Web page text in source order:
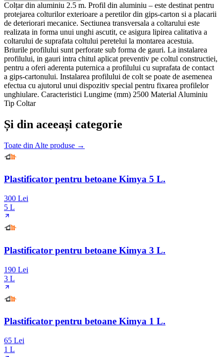
Colțar din aluminiu 2.5 m. Profil din aluminiu – este destinat pentru
protejarea colturilor exterioare a peretilor din gips-carton si a placarii
de deteriorari mecanice. Sectiunea transversala a coltarului este
realizata in forma unui unghi ascutit, ce asigura lipirea calitativa a
coltarului de suprafata coltului peretelui la montarea acestuia.
Briurile profilului sunt perforate sub forma de gauri. La instalarea
profilului, in gauri intra chitul aplicat preventiv pe coltul constructiei,
pentru a oferi aderenta puternica a profilului cu suprafata de contact
a gips-cartonului. Instalarea profilului de colt se poate de asemenea
efectua cu ajutorul unui dispozitiv special pentru fixarea profilelor
unghiulare. Caracteristici Lungime (mm) 2500 Material Aluminiu
Tip Coltar
Și din aceeași categorie
Toate din Alte produse →
Plastificator pentru betoane Kimya 5 L.
300 Lei
5 L
Plastificator pentru betoane Kimya 3 L.
190 Lei
3 L
Plastificator pentru betoane Kimya 1 L.
65 Lei
1 L